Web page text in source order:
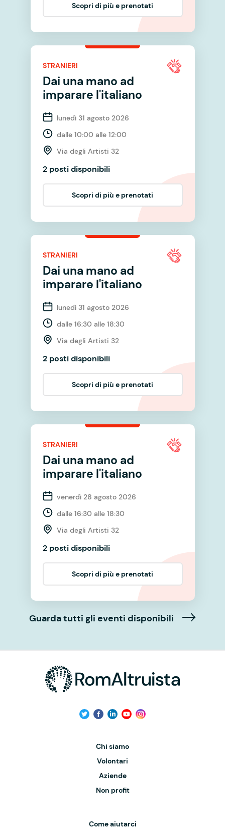
Scopri di più e prenotati
STRANIERI
Dai una mano ad
imparare l'italiano
lunedì 31 agosto 2026
dalle 10:00 alle 12:00
Via degli Artisti 32
2 posti disponibili
Scopri di più e prenotati
STRANIERI
Dai una mano ad
imparare l'italiano
lunedì 31 agosto 2026
dalle 16:30 alle 18:30
Via degli Artisti 32
2 posti disponibili
Scopri di più e prenotati
STRANIERI
Dai una mano ad
imparare l'italiano
venerdì 28 agosto 2026
dalle 16:30 alle 18:30
Via degli Artisti 32
2 posti disponibili
Scopri di più e prenotati
Guarda tutti gli eventi disponibili
Chi siamo
Volontari
Aziende
Non profit
Come aiutarci